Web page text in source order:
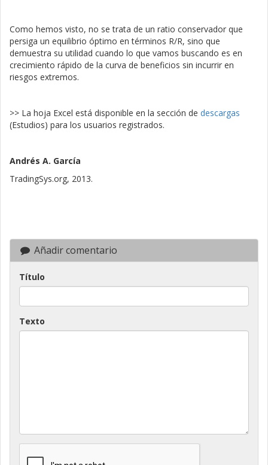
Como hemos visto, no se trata de un ratio conservador que
persiga un equilibrio óptimo en términos R/R, sino que
demuestra su utilidad cuando lo que vamos buscando es en
crecimiento rápido de la curva de beneficios sin incurrir en
riesgos extremos.
>> La hoja Excel está disponible en la sección de descargas
(Estudios) para los usuarios registrados.
Andrés A. García
TradingSys.org, 2013.
Añadir comentario
Título
Texto